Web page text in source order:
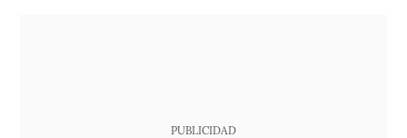
PUBLICIDAD